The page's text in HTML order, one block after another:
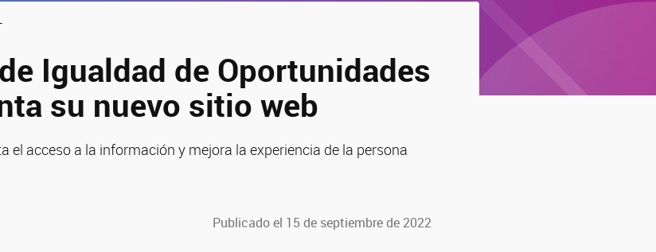
Igualdad de Oportunidades
su nuevo sitio web
el acceso a la información y mejora la experiencia de la persona
Publicado el 15 de septiembre de 2022